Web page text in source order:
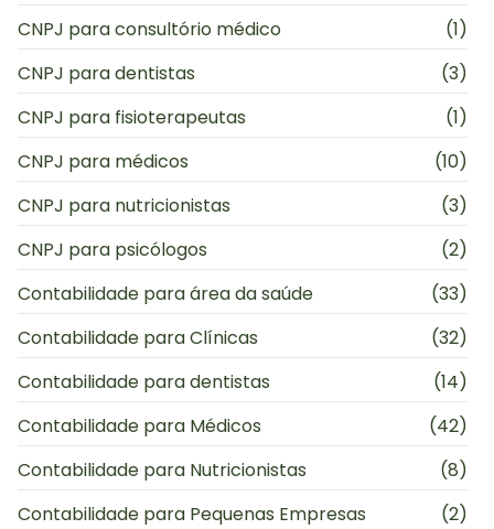
CNPJ para consultório médico
(1)
CNPJ para dentistas
(3)
CNPJ para fisioterapeutas
(1)
CNPJ para médicos
(10)
CNPJ para nutricionistas
(3)
CNPJ para psicólogos
(2)
Contabilidade para área da saúde
(33)
Contabilidade para Clínicas
(32)
Contabilidade para dentistas
(14)
Contabilidade para Médicos
(42)
Contabilidade para Nutricionistas
(8)
Contabilidade para Pequenas Empresas
(2)